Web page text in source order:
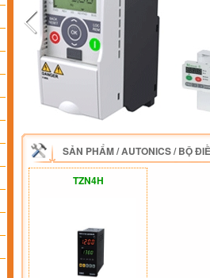
SẢN PHẨM/AUTONICS/BỘ
TZN4H